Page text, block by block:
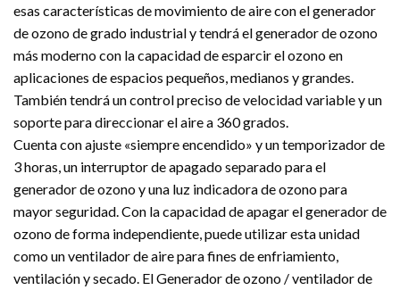
esas características de movimiento de aire con el generador
de ozono de grado industrial y tendrá el generador de ozono
más moderno con la capacidad de esparcir el ozono en
aplicaciones de espacios pequeños, medianos y grandes.
También tendrá un control preciso de velocidad variable y un
soporte para direccionar el aire a 360 grados.
Cuenta con ajuste «siempre encendido» y un temporizador de
3 horas, un interruptor de apagado separado para el
generador de ozono y una luz indicadora de ozono para
mayor seguridad. Con la capacidad de apagar el generador de
ozono de forma independiente, puede utilizar esta unidad
como un ventilador de aire para fines de enfriamiento,
ventilación y secado. El Generador de ozono / ventilador de